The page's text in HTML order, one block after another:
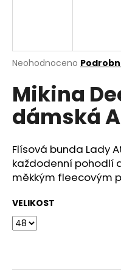
Průměrné
produktu
je
0,0
z
hvězdiček.
Neohodnoceno
Mikina
dámská
Flísová bunda Lady
každodenní pohodlí
měkkým fleecovým
VELIKOST
í
t
o
p
o